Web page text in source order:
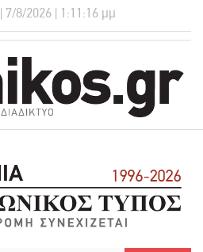
| 7/8/2026 | 1:11:17 μμ